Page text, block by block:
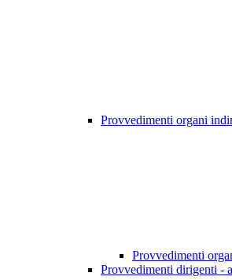
Provvedimenti organi
Provvedimenti
Provvedimenti dirigenti -